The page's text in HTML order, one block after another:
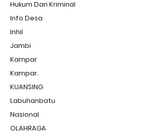
Hukum Dan Kriminal
Info Desa
Inhil
Jambi
Kampar
Kampar.
KUANSING
Labuhanbatu
Nasional
OLAHRAGA